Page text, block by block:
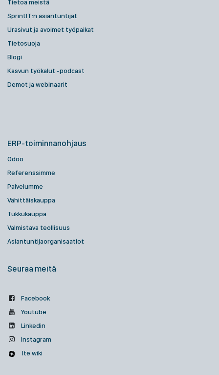
Tietoa meistä
SprintIT:n asiantuntijat
Urasivut ja avoimet työpaikat
Tietosuoja
Blogi
Kasvun työkalut -podcast
Demot ja webinaarit
ERP-toiminnanohjaus
Odoo
Referenssimme
Palvelumme
Vähittäiskauppa
Tukkukauppa
Valmistava teollisuus
Asiantuntijaorganisaatiot
Seuraa meitä
Facebook
Youtube
Linkedin
Instagram
Ite wiki